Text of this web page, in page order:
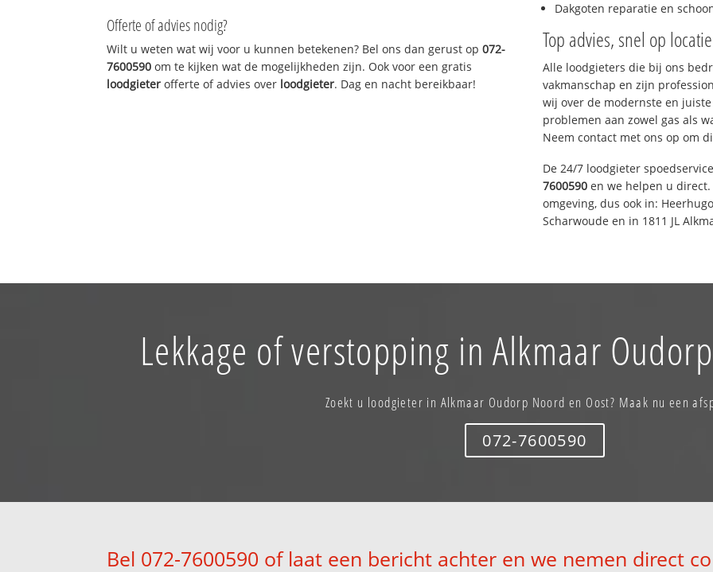
Offerte of advies nodig?
Wilt u weten wat wij voor u kunnen betekenen? Bel ons dan gerust op072-
7600590 om te kijken wat de mogelijkheden zijn. Ook voor een gratis
loodgieter offerte of advies over loodgieter. Dag en nacht bereikbaar!
Dakgoten reparatie en
Top advies, snel op
Alle loodgieters die bij ons
vakmanschap en zijn
wij over de modernste en
problemen aan zowel gas als
Neem contact met ons op om
De 24/7 loodgieter
7600590 en we helpen u
omgeving, dus ook in:
Scharwoude en in 1811 JL
Lekkage of verstopping in Alkmaar
Zoekt u loodgieter in Alkmaar Oudorp Noord en Oost? Maak nu een
072-7600590
Bel 072-7600590 of laat een bericht achter en we nemen direct